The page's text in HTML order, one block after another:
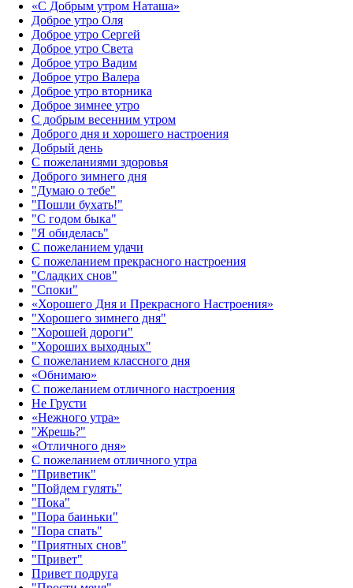
«С Добрым утром Наташа»
Доброе утро Оля
Доброе утро Сергей
Доброе утро Света
Доброе утро Вадим
Доброе утро Валера
Доброе утро вторника
Доброе зимнее утро
С добрым весенним утром
Доброго дня и хорошего настроения
Добрый день
С пожеланиями здоровья
Доброго зимнего дня
"Думаю о тебе"
"Пошли бухать!"
"С годом быка"
"Я обиделась"
С пожеланием удачи
С пожеланием прекрасного настроения
"Сладких снов"
"Споки"
«Хорошего Дня и Прекрасного Настроения»
"Хорошего зимнего дня"
"Хорошей дороги"
"Хороших выходных"
С пожеланием классного дня
«Обнимаю»
С пожеланием отличного настроения
Не Грусти
«Нежного утра»‎
"Жрешь?"
«Отличного дня»‎
С пожеланием отличного утра
"Приветик"
"Пойдем гулять"
"Пока"
"Пора баиньки"
"Пора спать"
"Приятных снов"
"Привет"
Привет подруга